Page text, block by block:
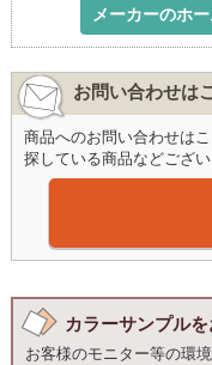
メーカーのホ
お問い合わせは
商品へのお問い合わせはこ
探している商品などござ
カラーサンプルを
お客様のモニター等の環